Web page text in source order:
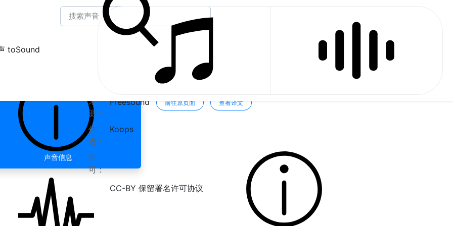
toSound
声音信息
Paper Book Reading » Page Turn 08
来
源：
Freesound 前往原页面 查看译文
作
者：
Koops
许
可：
CC-BY 保留署名许可协议